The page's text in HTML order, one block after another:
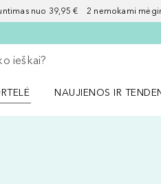
nuo 39,95 € 2 nemokami
NAUJIENOS IR